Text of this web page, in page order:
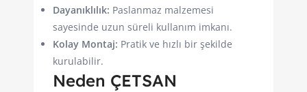
Dayanıklılık: Paslanmaz malzemesi
sayesinde uzun süreli kullanım imkanı.
Kolay Montaj: Pratik ve hızlı bir şekilde
kurulabilir.
Neden ÇETSAN